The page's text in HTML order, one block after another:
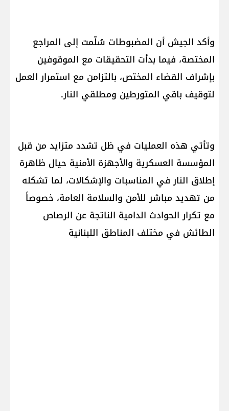
وأكد الجيش أن المضبوطات سُلّمت إلى المراجع
المختصة، فيما بدأت التحقيقات مع الموقوفين
بإشراف القضاء المختص، بالتزامن مع استمرار العمل
لتوقيف باقي المتورطين ومطلقي النار.
وتأتي هذه العمليات في ظل تشدد متزايد من قبل
المؤسسة العسكرية والأجهزة الأمنية حيال ظاهرة
إطلاق النار في المناسبات والإشكالات، لما تشكله
من تهديد مباشر للأمن والسلامة العامة، خصوصاً
مع تكرار الحوادث الدامية الناتجة عن الرصاص
الطائش في مختلف المناطق اللبنانية